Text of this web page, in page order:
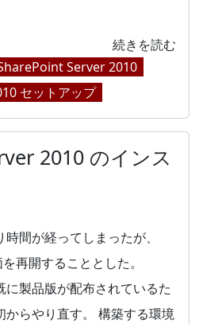
続きを読む
Server 2010
セットアップ
2010 のインス
間が経ってしまったが、
再開することとした。
製品版が配布されているた
からやり直す。 構築する環境